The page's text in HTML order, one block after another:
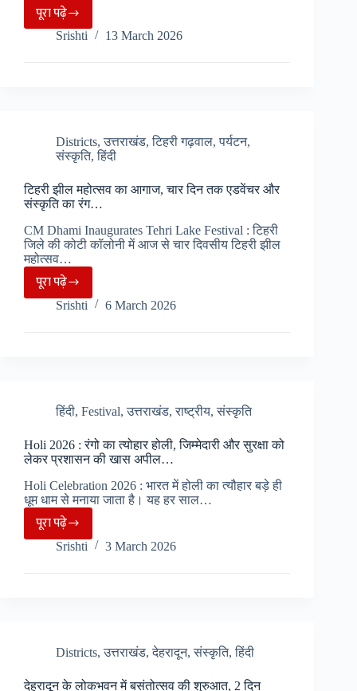
हुई
पवित्र
पूरा पढ़ेधारी
देवी
मंदिर
हुए
बैन,
व्यवस्थाएं
भी
होंगी
बेहतर
….
Srishti 13 March 2026
Districts,उत्तराखंड,टिहरी गढ़वाल,पर्यटन,
संस्कृति,हिंदी
टिहरी झील महोत्सव का आगाज, चार दिन तक एडवेंचर और
संस्कृति का रंग…
CM Dhami Inaugurates Tehri Lake Festival : टिहरी
जिले की कोटी कॉलोनी में आज से चार दिवसीय टिहरी झील
महोत्सव…
पूरा पढ़ेटिहरी
झील
महोत्सव
दिन
एडवेंचर
और
संस्कृति
का
रंग…
Srishti 6 March 2026
हिंदी, Festival,उत्तराखंड,राष्ट्रीय,संस्कृति
Holi 2026 : रंगो का त्योहार होली, जिम्मेदारी और सुरक्षा को
लेकर प्रशासन की खास अपील…
Holi Celebration 2026 : भारत में होली का त्यौहार बड़े ही
धूम धाम से मनाया जाता है। यह हर साल…
पूरा पढ़ेHoli
2026
:
होली,
Srishti 3 March 2026
Districts,उत्तराखंड,देहरादून,संस्कृति,हिंदी
देहरादून के लोकभवन में बसंतोत्सव की शुरुआत, 2 दिन